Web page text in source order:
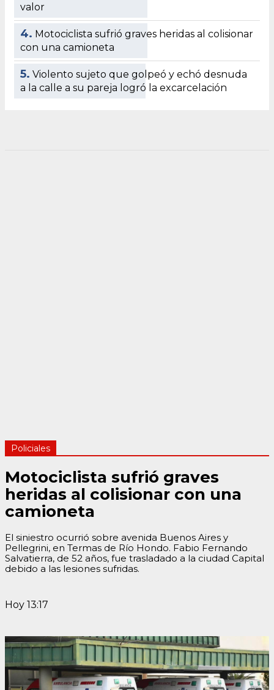
valor
4. Motociclista sufrió graves heridas al colisionar
con una camioneta
5. Violento sujeto que golpeó y echó desnuda
a la calle a su pareja logró la excarcelación